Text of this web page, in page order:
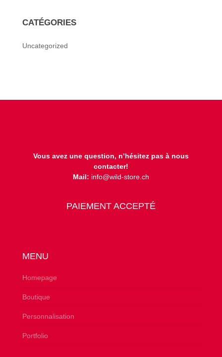
CATÉGORIES
Uncategorized
Vous avez une question, n’hésitez pas à nous
contacter!
Mail: info@wild-store.ch
PAIEMENT ACCEPTÉ
MENU
Homepage
Boutique
Personnalisation
Portfolio